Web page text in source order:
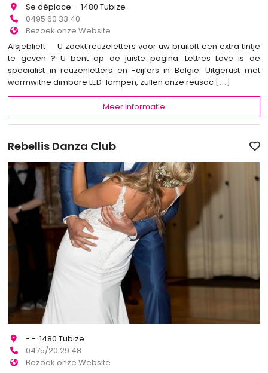
Se déplace - 1480 Tubize
0495 60 33 40
Bezoek onze Website
Alsjeblieft U zoekt reuzeletters voor uw bruiloft een extra tintje
te geven ? U bent op de juiste pagina. Lettres Love is de
specialist in reuzenletters en -cijfers in België. Uitgerust met
warmwithe dimbare LED-lampen, zullen onze reusac [...]
Meer informatie
Rebellis Danza Club
- - 1480 Tubize
0475/20.29.48
Bezoek onze Website